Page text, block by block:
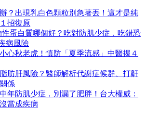
？出現乳白色顆粒別急著丟！這才是純
招復原
蛋白質哪個好？吃對防肌少症，吃錯恐
病風險
心秋老虎！慎防「夏季流感」中醫揭４
肪肝風險？醫師解析代謝症候群、打鼾
係
年防肌少症，別漏了肥胖！台大權威：
當成疾病